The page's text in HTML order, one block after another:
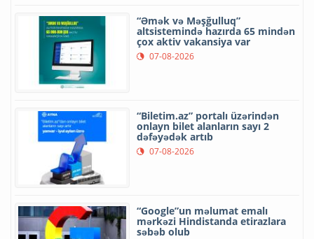
“Əmək və Məşğulluq”
altsistemində hazırda 65 mindən
çox aktiv vakansiya var
07-08-2026
“Biletim.az” portalı üzərindən
onlayn bilet alanların sayı 2
dəfəyədək artıb
07-08-2026
“Google”un məlumat emalı
mərkəzi Hindistanda etirazlara
səbəb olub